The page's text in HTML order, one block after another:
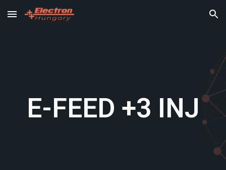
Skip to main content Skip to navigation
E-FEED +3 INJ